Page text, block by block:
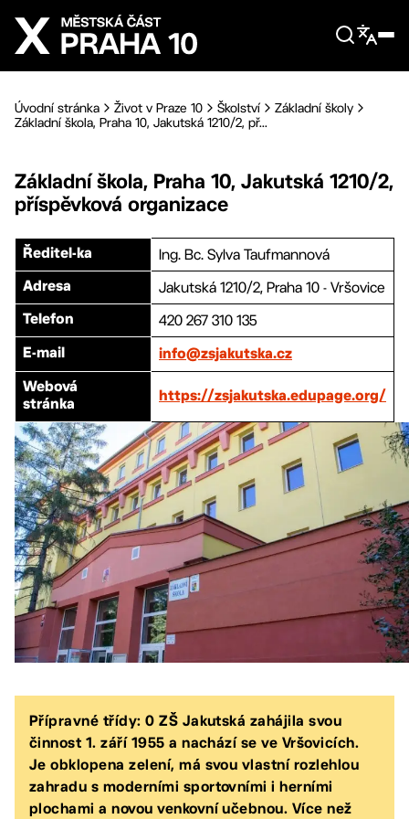
Přejít na hlavní obsah
Úvodní stránka Život v Praze 10 Školství
Základní školy
Základní škola, Praha 10, Jakutská 1210/2, př...
Základní škola, Praha 10, Jakutská 1210/2,
příspěvková organizace
Ředitel-ka Ing. Bc. Sylva Taufmannová
Adresa Jakutská 1210/2, Praha 10 - Vršovice
Telefon 420 267 310 135
E-mail info@zsjakutska.cz
Webová
stránka
https://zsjakutska.edupage.org/
Přípravné třídy: 0 ZŠ Jakutská zahájila svou
činnost 1. září 1955 a nachází se ve Vršovicích.
Je obklopena zelení, má svou vlastní rozlehlou
zahradu s moderními sportovními i herními
plochami a novou venkovní učebnou. Více než